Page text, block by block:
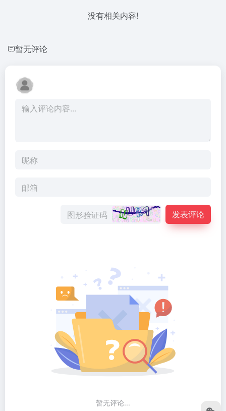
没有相关内容!
暂无评论
发表评论
暂无评论...